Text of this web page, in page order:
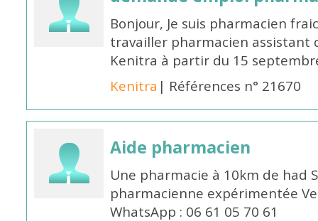
Bonjour, Je suis pharmacien
travailler pharmacien assistant
Kenitra à partir du 15
Kenitra | Références n° 21670
Aide pharmacien
Une pharmacie à 10km de had
pharmacienne expérimentée
WhatsApp : 06 61 05 70 61